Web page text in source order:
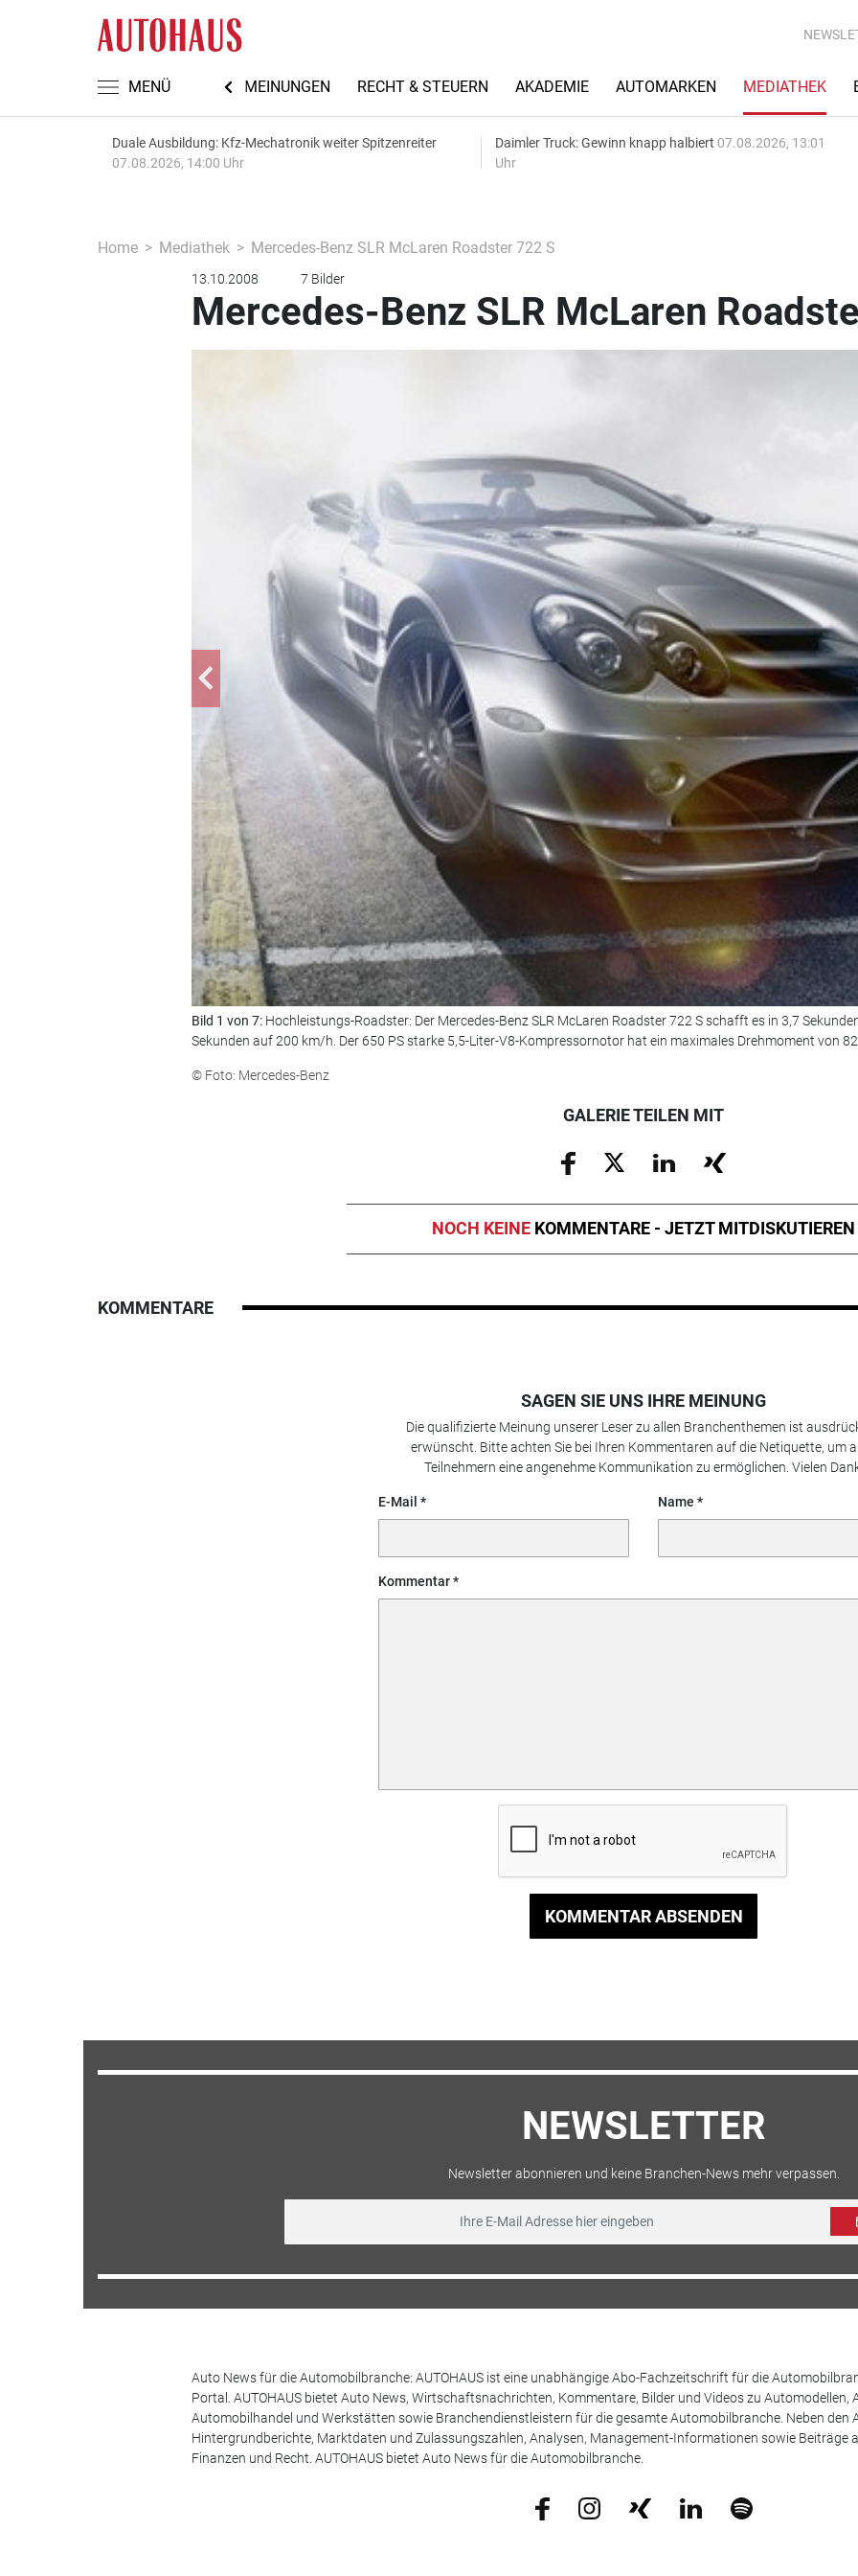
MENÜ
AUTOMECHANIKA 2026 MEINUNGEN RECHT & STEUERN AKADEMIE AUTOMARKEN MEDIATHEK
Duale Ausbildung: Kfz-Mechatronik weiter Spitzenreiter
07.08.2026, 14:00 Uhr
Daimler Truck: Gewinn knapp halbiert 07.08.2026, 13:01
Uhr
Home Mediathek Mercedes-Benz SLR McLaren Roadster 722 S
13.10.2008 7 Bilder
Mercedes-Benz SLR McLaren
Bild 1 von 7: Hochleistungs-Roadster: Der Mercedes-Benz SLR McLaren Roadster 722 S schafft es in 3,7
Sekunden auf 200 km/h. Der 650 PS starke 5,5-Liter-V8-Kompressornotor hat ein maximales Drehmoment von
© Foto: Mercedes-Benz
GALERIE TEILEN MIT
NOCH KEINE KOMMENTARE - JETZT MITDISKUTIEREN
KOMMENTARE
SAGEN SIE UNS IHRE MEINUNG
Die qualifizierte Meinung unserer Leser zu allen Branchenthemen ist
erwünscht. Bitte achten Sie bei Ihren Kommentaren auf die Netiquette, um
Teilnehmern eine angenehme Kommunikation zu ermöglichen. Vielen
E-Mail Name
Kommentar
KOMMENTAR ABSENDEN
NEWSLETTER
Newsletter abonnieren und keine Branchen-News mehr verpassen.
Auto News für die Automobilbranche: AUTOHAUS ist eine unabhängige Abo-Fachzeitschrift für die
Portal. AUTOHAUS bietet Auto News, Wirtschaftsnachrichten, Kommentare, Bilder und Videos zu
Automobilhandel und Werkstätten sowie Branchendienstleistern für die gesamte Automobilbranche. Neben den
Hintergrundberichte, Marktdaten und Zulassungszahlen, Analysen, Management-Informationen sowie Beiträge
Finanzen und Recht. AUTOHAUS bietet Auto News für die Automobilbranche.